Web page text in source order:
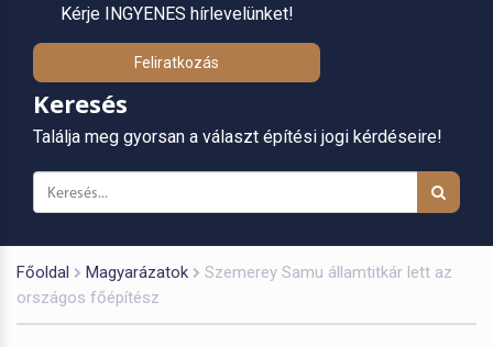
Kérje INGYENES hírlevelünket!
Feliratkozás
Keresés
Találja meg gyorsan a választ építési jogi kérdéseire!
Főoldal Magyarázatok
Szemerey Samu államtitkár lett az
országos főépítész